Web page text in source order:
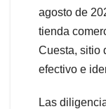
agosto de
tienda
Cuesta, sitio
efectivo e
Las